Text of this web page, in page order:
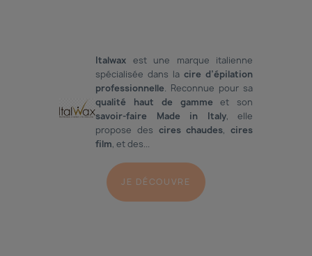
Italwax est une marque italienne
spécialisée dans lacire d’épilation
professionnelle. Reconnue pour sa
qualité haut de gamme et son
savoir-faire Made in Italy, elle
propose des cires chaudes,cires
film, et des...
JE DÉCOUVRE